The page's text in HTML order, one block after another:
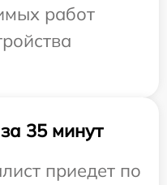
работ
35 минут
приедет по